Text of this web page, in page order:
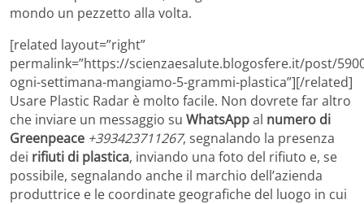
mondo un pezzetto alla volta.
[related layout=”right”
permalink=”https://scienzaesalute.blogosfere.it/post/
ogni-settimana-mangiamo-5-grammi-plastica”][/related]
Usare Plastic Radar è molto facile. Non dovrete far altro
che inviare un messaggio su WhatsAppal numero di
Greenpeace +393423711267, segnalando la presenza
dei rifiuti di plastica, inviando una foto del rifiuto e, se
possibile, segnalando anche il marchio dell’azienda
produttrice e le coordinate geografiche del luogo in cui